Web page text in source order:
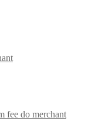
fee do merchant